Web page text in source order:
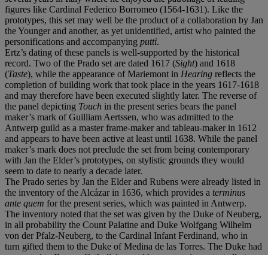
figures like Cardinal Federico Borromeo (1564-1631). Like the
prototypes, this set may well be the product of a collaboration by Jan
the Younger and another, as yet unidentified, artist who painted the
personifications and accompanying putti.
Ertz’s dating of these panels is well-supported by the historical
record. Two of the Prado set are dated 1617 (Sight) and 1618
(Taste), while the appearance of Mariemont in Hearing reflects the
completion of building work that took place in the years 1617-1618
and may therefore have been executed slightly later. The reverse of
the panel depicting Touch in the present series bears the panel
maker’s mark of Guilliam Aertssen, who was admitted to the
Antwerp guild as a master frame-maker and tableau-maker in 1612
and appears to have been active at least until 1638. While the panel
maker’s mark does not preclude the set from being contemporary
with Jan the Elder’s prototypes, on stylistic grounds they would
seem to date to nearly a decade later.
The Prado series by Jan the Elder and Rubens were already listed in
the inventory of the Alcázar in 1636, which provides a terminus
ante quem for the present series, which was painted in Antwerp.
The inventory noted that the set was given by the Duke of Neuberg,
in all probability the Count Palatine and Duke Wolfgang Wilhelm
von der Pfalz-Neuberg, to the Cardinal Infant Ferdinand, who in
turn gifted them to the Duke of Medina de las Torres. The Duke had